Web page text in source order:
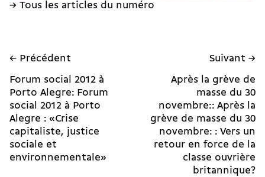
→ Tous les articles du numéro
← Précédent
Forum social 2012 à
Porto Alegre: Forum
social 2012 à Porto
Alegre : «Crise
capitaliste, justice
sociale et
environnementale»
Suivant →
Après la grève de
masse du 30
novembre:: Après la
grève de masse du 30
novembre: : Vers un
retour en force de la
classe ouvrière
britannique?